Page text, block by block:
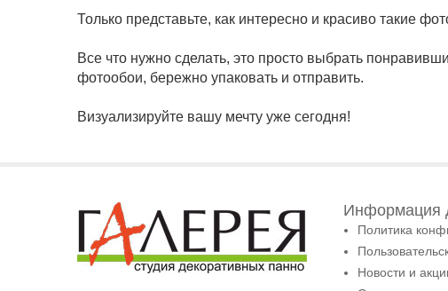
Только представьте, как интересно и красиво такие
Все что нужно сделать, это просто выбрать
фотообои, бережно упаковать и отправить.
Визуализируйте вашу мечту уже сегодня!
Информация
Политика
Новости и